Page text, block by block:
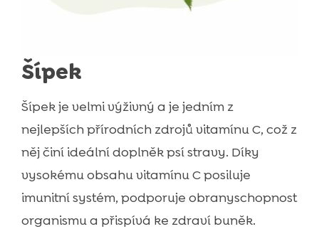
Šípek
Šípek je velmi výživný a je jedním z
nejlepších přírodních zdrojů vitamínu C, což z
něj činí ideální doplněk psí stravy. Díky
vysokému obsahu vitamínu C posiluje
imunitní systém, podporuje obranyschopnost
organismu a přispívá ke zdraví buněk.